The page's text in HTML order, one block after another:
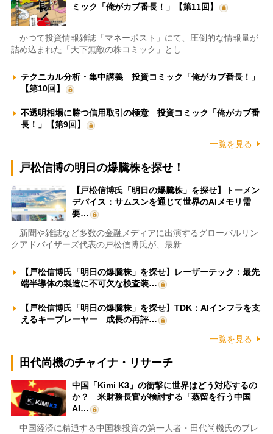
ミック「俺がカブ番長！」【第11回】
かつて投資情報雑誌「マネーポスト」にて、圧倒的な情報量が
詰め込まれた「天下無敵の株コミック」とし…
テクニカル分析・集中講義 投資コミック「俺がカブ番長！」
【第10回】
不透明相場に勝つ信用取引の極意 投資コミック「俺がカブ番
長！」【第9回】
一覧を見る
戸松信博の明日の爆騰株を探せ！
【戸松信博氏「明日の爆騰株」を探せ】トーメン
デバイス：サムスンを通じて世界のAIメモリ需
要…
新聞や雑誌など多数の金融メディアに出演するグローバルリン
クアドバイザーズ代表の戸松信博氏が、最新…
【戸松信博氏「明日の爆騰株」を探せ】レーザーテック：最先
端半導体の製造に不可欠な検査装…
【戸松信博氏「明日の爆騰株」を探せ】TDK：AIインフラを支
えるキープレーヤー 成長の再評…
一覧を見る
田代尚機のチャイナ・リサーチ
中国「Kimi K3」の衝撃に世界はどう対応するの
か？ 米財務長官が検討する「蒸留を行う中国
AI…
中国経済に精通する中国株投資の第一人者・田代尚機氏のプレ